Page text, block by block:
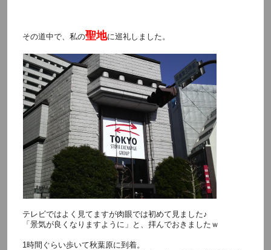
その道中で、私の聖地に巡礼しました。
テレビではよく見てますが肉眼では初めて見ました♪
「景気が良くなりますように」と、拝んでおきましたｗ
1時間ぐらい歩いて秋葉原に到着。